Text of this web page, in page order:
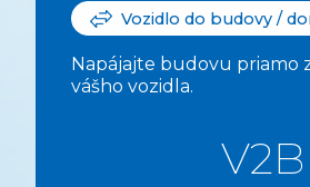
Vozidlo do budovy /
Napájajte budovu priamo
vášho vozidla.